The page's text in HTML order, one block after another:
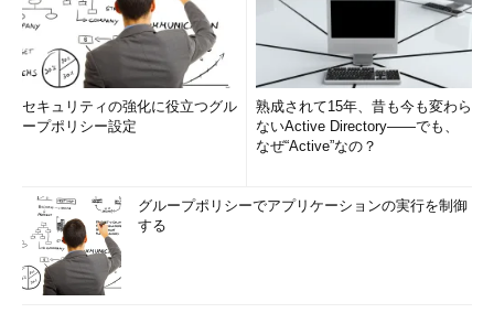
セキュリティの強化に役立つグル
ープポリシー設定
熟成されて15年、昔も今も変わら
ないActive Directory――でも、
なぜ“Active”なの？
グループポリシーでアプリケーションの実行を制御
する